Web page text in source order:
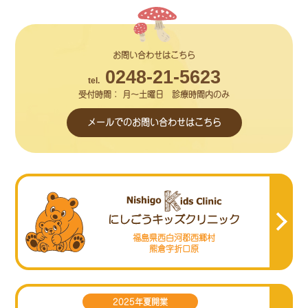
お問い合わせはこちら
tel.0248-21-5623
受付時間： 月～土曜日 診療時間内のみ
メールでのお問い合わせはこちら
福島県西白河郡西郷村
熊倉字折口原
2025年夏開業